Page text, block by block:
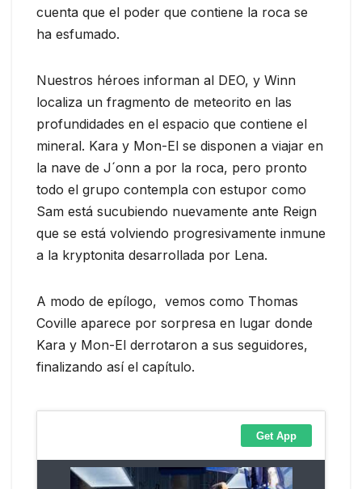
cuenta que el poder que contiene la roca se
ha esfumado.
Nuestros héroes informan al DEO, y Winn
localiza un fragmento de meteorito en las
profundidades en el espacio que contiene el
mineral. Kara y Mon-El se disponen a viajar en
la nave de J´onn a por la roca, pero pronto
todo el grupo contempla con estupor como
Sam está sucubiendo nuevamente ante Reign
que se está volviendo progresivamente inmune
a la kryptonita desarrollada por Lena.
A modo de epílogo, vemos como Thomas
Coville aparece por sorpresa en lugar donde
Kara y Mon-El derrotaron a sus seguidores,
finalizando así el capítulo.